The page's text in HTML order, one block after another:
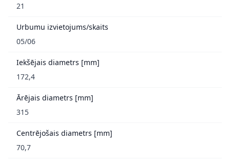
21
Urbumu izvietojums/skaits
05/06
Iekšējais diametrs [mm]
172,4
Ārējais diametrs [mm]
315
Centrējošais diametrs [mm]
70,7